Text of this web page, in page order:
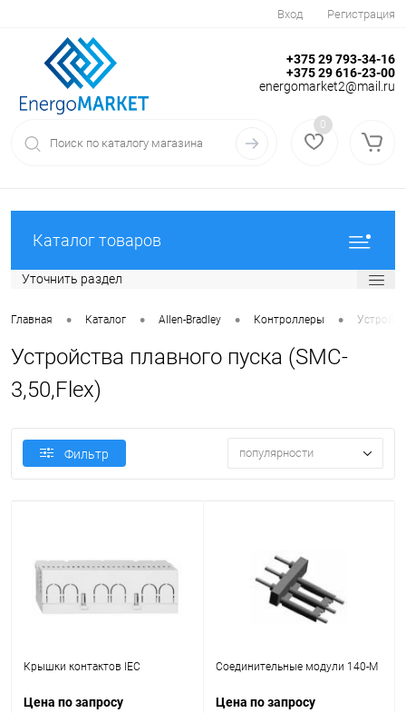
Вход Регистрация
+375 29 793-34-16
+375 29 616-23-00
energomarket2@mail.ru
0
Каталог товаров
Уточнить раздел
Главная • Каталог • Allen-Bradley • Контроллеры •
Устройства плавного пуска (SMC-
3,50,Flex)
Фильтр популярности
Крышки контактов IEC
Цена по запросу
Соединительные модули 140-M
Цена по запросу